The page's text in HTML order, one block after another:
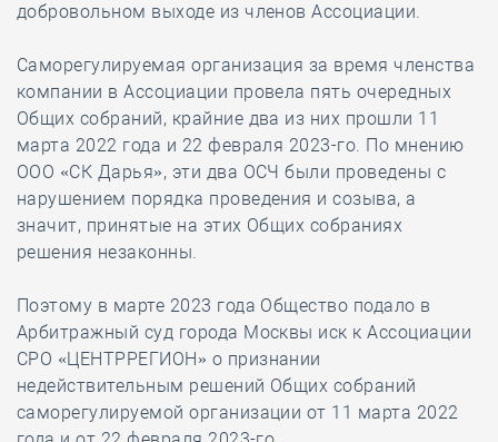
добровольном выходе из членов Ассоциации.
Саморегулируемая организация за время членства
компании в Ассоциации провела пять очередных
Общих собраний, крайние два из них прошли 11
марта 2022 года и 22 февраля 2023-го. По мнению
ООО «СК Дарья», эти два ОСЧ были проведены с
нарушением порядка проведения и созыва, а
значит, принятые на этих Общих собраниях
решения незаконны.
Поэтому в марте 2023 года Общество подало в
Арбитражный суд города Москвы иск к Ассоциации
СРО «ЦЕНТРРЕГИОН» о признании
недействительным решений Общих собраний
саморегулируемой организации от 11 марта 2022